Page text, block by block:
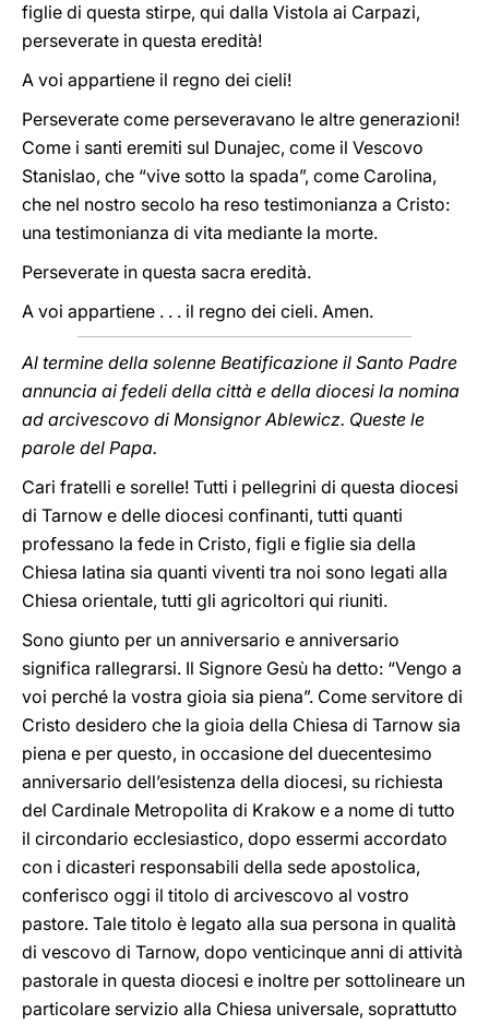
figlie di questa stirpe, qui dalla Vistola ai Carpazi,
perseverate in questa eredità!
A voi appartiene il regno dei cieli!
Perseverate come perseveravano le altre generazioni!
Come i santi eremiti sul Dunajec, come il Vescovo
Stanislao, che “vive sotto la spada”, come Carolina,
che nel nostro secolo ha reso testimonianza a Cristo:
una testimonianza di vita mediante la morte.
Perseverate in questa sacra eredità.
A voi appartiene . . . il regno dei cieli. Amen.
Al termine della solenne Beatificazione il Santo Padre
annuncia ai fedeli della città e della diocesi la nomina
ad arcivescovo di Monsignor Ablewicz. Queste le
parole del Papa.
Cari fratelli e sorelle! Tutti i pellegrini di questa diocesi
di Tarnow e delle diocesi confinanti, tutti quanti
professano la fede in Cristo, figli e figlie sia della
Chiesa latina sia quanti viventi tra noi sono legati alla
Chiesa orientale, tutti gli agricoltori qui riuniti.
Sono giunto per un anniversario e anniversario
significa rallegrarsi. Il Signore Gesù ha detto: “Vengo a
voi perché la vostra gioia sia piena”. Come servitore di
Cristo desidero che la gioia della Chiesa di Tarnow sia
piena e per questo, in occasione del duecentesimo
anniversario dell’esistenza della diocesi, su richiesta
del Cardinale Metropolita di Krakow e a nome di tutto
il circondario ecclesiastico, dopo essermi accordato
con i dicasteri responsabili della sede apostolica,
conferisco oggi il titolo di arcivescovo al vostro
pastore. Tale titolo è legato alla sua persona in qualità
di vescovo di Tarnow, dopo venticinque anni di attività
pastorale in questa diocesi e inoltre per sottolineare un
particolare servizio alla Chiesa universale, soprattutto